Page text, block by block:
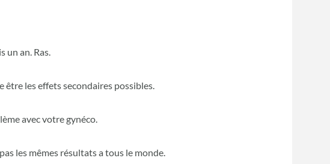
un an. Ras.
être les effets secondaires possibles.
avec votre gynéco.
les mêmes résultats a tous le monde.